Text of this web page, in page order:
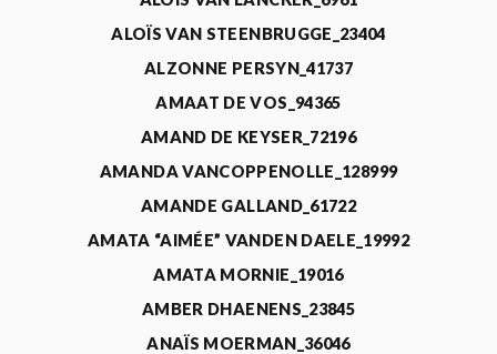
ALOÏS VAN STEENBRUGGE_23404
ALZONNE PERSYN_41737
AMAAT DE VOS_94365
AMAND DE KEYSER_72196
AMANDA VANCOPPENOLLE_128999
AMANDE GALLAND_61722
AMATA “AIMÉE” VANDEN DAELE_19992
AMATA MORNIE_19016
AMBER DHAENENS_23845
ANAÏS MOERMAN_36046